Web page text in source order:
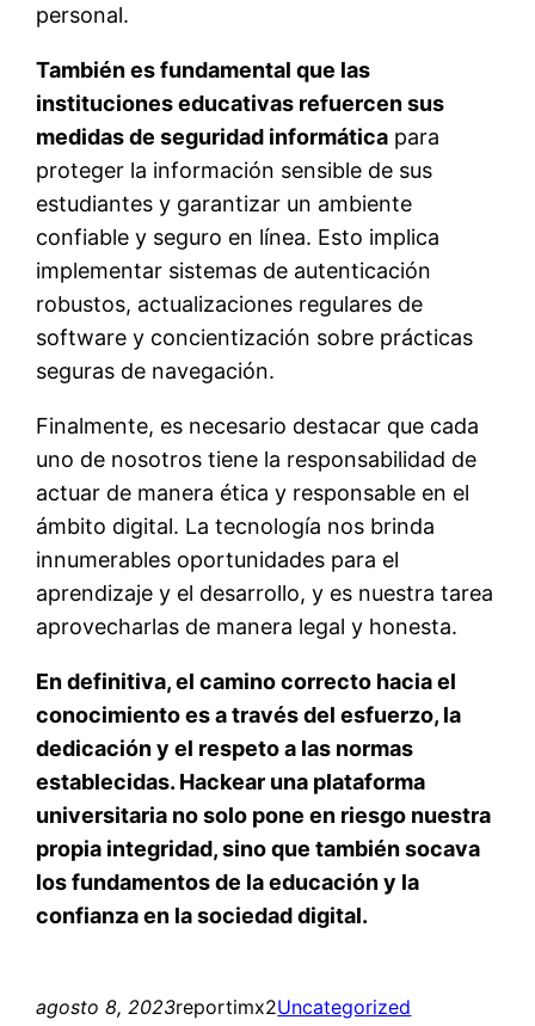
personal.
También es fundamental que las
instituciones educativas refuercen sus
medidas de seguridad informática para
proteger la información sensible de sus
estudiantes y garantizar un ambiente
confiable y seguro en línea. Esto implica
implementar sistemas de autenticación
robustos, actualizaciones regulares de
software y concientización sobre prácticas
seguras de navegación.
Finalmente, es necesario destacar que cada
uno de nosotros tiene la responsabilidad de
actuar de manera ética y responsable en el
ámbito digital. La tecnología nos brinda
innumerables oportunidades para el
aprendizaje y el desarrollo, y es nuestra tarea
aprovecharlas de manera legal y honesta.
En definitiva, el camino correcto hacia el
conocimiento es a través del esfuerzo, la
dedicación y el respeto a las normas
establecidas. Hackear una plataforma
universitaria no solo pone en riesgo nuestra
propia integridad, sino que también socava
los fundamentos de la educación y la
confianza en la sociedad digital.
agosto 8, 2023reportimx2Uncategorized